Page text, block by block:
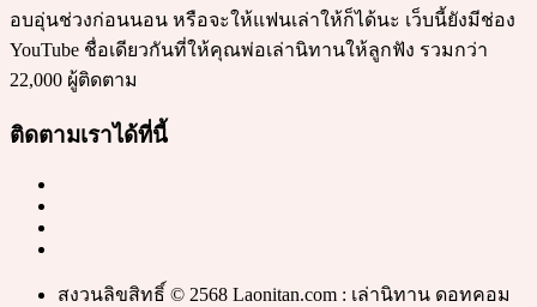
อบอุ่นช่วงก่อนนอน หรือจะให้แฟนเล่าให้ก็ได้นะ เว็บนี้ยังมีช่อง
YouTube ชื่อเดียวกันที่ให้คุณพ่อเล่านิทานให้ลูกฟัง รวมกว่า
22,000 ผู้ติดตาม
ติดตามเราได้ที่นี้
สงวนลิขสิทธิ์ © 2568 Laonitan.com : เล่านิทาน ดอทคอม